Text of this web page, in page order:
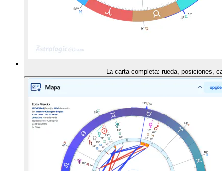
La carta completa: rueda, posiciones,